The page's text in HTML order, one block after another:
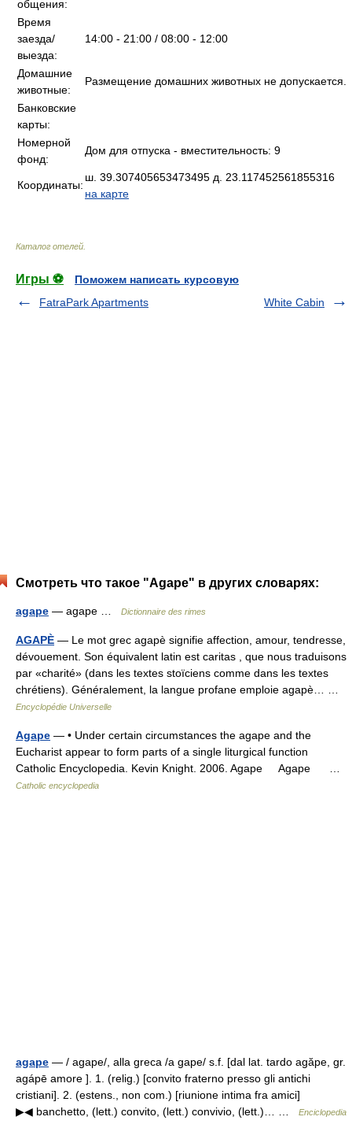
общения:
Время
заезда/
выезда:
14:00 - 21:00 / 08:00 - 12:00
Домашние
животные:
Размещение домашних животных не допускается.
Банковские
карты:
Номерной
фонд:
Дом для отпуска - вместительность: 9
Координаты:
ш. 39.307405653473495 д. 23.117452561855316
на карте
Каталог отелей
Игры ⚽
Поможем написать курсовую
FatraPark Apartments
White Cabin
Смотреть что такое "Agape" в других словарях:
agape — agape … Dictionnaire des rimes
AGAPÈ — Le mot grec agapè signifie affection, amour, tendresse,
dévouement. Son équivalent latin est caritas , que nous traduisons
par «charité» (dans les textes stoïciens comme dans les textes
chrétiens). Généralement, la langue profane emploie agapè… …
Encyclopédie Universelle
Agape — • Under certain circumstances the agape and the
Eucharist appear to form parts of a single liturgical function
Catholic Encyclopedia. Kevin Knight. 2006. Agape Agape …
Catholic encyclopedia
agape — / agape/, alla greca /a gape/ s.f. [dal lat. tardo agăpe, gr.
agápē amore ]. 1. (relig.) [convito fraterno presso gli antichi
cristiani]. 2. (estens., non com.) [riunione intima fra amici]
▶◀ banchetto, (lett.) convito, (lett.) convivio, (lett.)… …
Enciclopedia